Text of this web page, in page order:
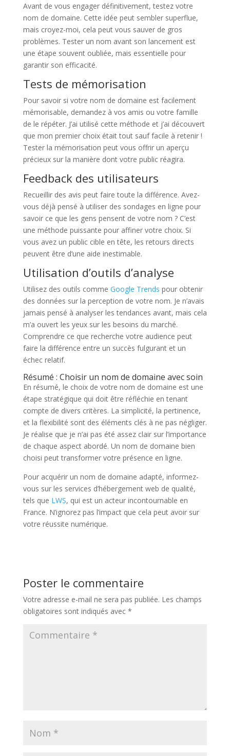
Avant de vous engager définitivement, testez votre
nom de domaine. Cette idée peut sembler superflue,
mais croyez-moi, cela peut vous sauver de gros
problèmes. Tester un nom avant son lancement est
une étape souvent oubliée, mais essentielle pour
garantir son efficacité.
Tests de mémorisation
Pour savoir si votre nom de domaine est facilement
mémorisable, demandez à vos amis ou votre famille
de le répéter. J’ai utilisé cette méthode et j’ai découvert
que mon premier choix était tout sauf facile à retenir !
Tester la mémorisation peut vous offrir un aperçu
précieux sur la manière dont votre public réagira.
Feedback des utilisateurs
Recueillir des avis peut faire toute la différence. Avez-
vous déjà pensé à utiliser des sondages en ligne pour
savoir ce que les gens pensent de votre nom ? C’est
une méthode puissante pour affiner votre choix. Si
vous avez un public cible en tête, les retours directs
peuvent être d’une aide inestimable.
Utilisation d’outils d’analyse
Utilisez des outils comme Google Trends pour obtenir
des données sur la perception de votre nom. Je n’avais
jamais pensé à analyser les tendances avant, mais cela
m’a ouvert les yeux sur les besoins du marché.
Comprendre ce que recherche votre audience peut
faire la différence entre un succès fulgurant et un
échec relatif.
Résumé : Choisir un nom de domaine avec soin
En résumé, le choix de votre nom de domaine est une
étape stratégique qui doit être réfléchie en tenant
compte de divers critères. La simplicité, la pertinence,
et la flexibilité sont des éléments clés à ne pas négliger.
Je réalise que je n’ai pas été assez clair sur l’importance
de chaque aspect abordé. Un nom de domaine bien
choisi peut transformer votre présence en ligne.
Pour acquérir un nom de domaine adapté, informez-
vous sur les services d’hébergement web de qualité,
tels que LWS, qui est un acteur incontournable en
France. N’ignorez pas l’impact que cela peut avoir sur
votre réussite numérique.
Poster le commentaire
Votre adresse e-mail ne sera pas publiée. Les champs
obligatoires sont indiqués avec *